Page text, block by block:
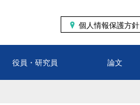
個人情報保護方針
役員・研究員 論文